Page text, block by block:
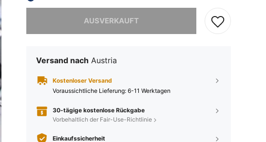
AUSVERKAUFT
Versand nach Austria
Kostenloser Versand
Voraussichtliche Lieferung: 6-11 Werktagen
30-tägige kostenlose Rückgabe
Vorbehaltlich der Fair-Use-Richtlinie
Einkaufssicherheit